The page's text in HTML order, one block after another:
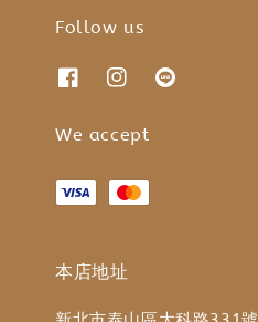
Follow us
We accept
本店地址